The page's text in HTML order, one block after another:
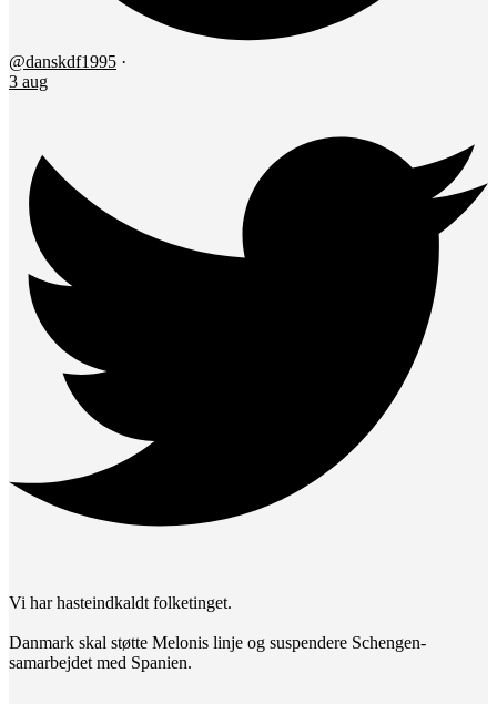
@danskdf1995 ·
3 aug
Vi har hasteindkaldt folketinget.
Danmark skal støtte Melonis linje og suspendere Schengen-
samarbejdet med Spanien.